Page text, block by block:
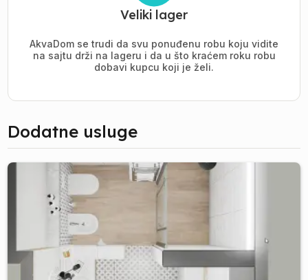
Veliki lager
AkvaDom se trudi da svu ponuđenu robu koju vidite
na sajtu drži na lageru i da u što kraćem roku robu
dobavi kupcu koji je želi.
Dodatne usluge